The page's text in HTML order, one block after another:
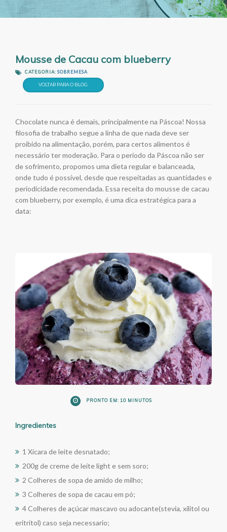
Mousse de Cacau com blueberry
CATEGORIA: SOBREMESA
VOLTAR PARA O BLOG
Chocolate nunca é demais, principalmente na Páscoa! Nossa
filosofia de trabalho segue a linha de que nada deve ser
proibido na alimentação, porém, para certos alimentos é
necessário ter moderação. Para o período da Páscoa não ser
de sofrimento, propomos uma dieta regular e balanceada,
onde tudo é possível, desde que respeitadas as quantidades e
periodicidade recomendada. Essa receita do mousse de cacau
com blueberry, por exemplo, é uma dica estratégica para a
data:
PRONTO EM: 10 MINUTOS
Ingredientes
1 Xícara de leite desnatado;
200g de creme de leite light e sem soro;
2 Colheres de sopa de amido de milho;
3 Colheres de sopa de cacau em pó;
4 Colheres de açúcar mascavo ou adocante(stevia, xilitol ou
eritritol) caso seja necessario;